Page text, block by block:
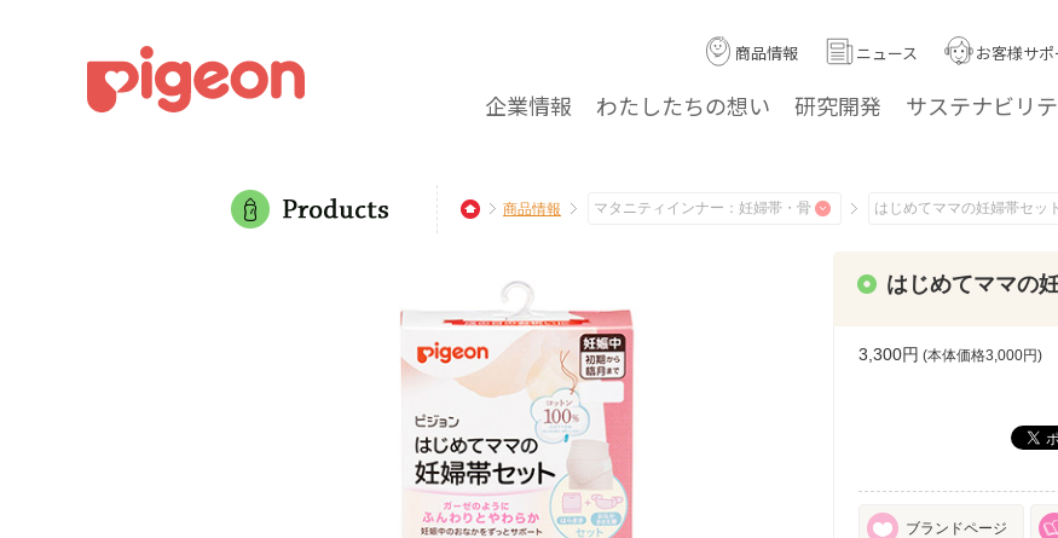
企業情報 わたしたちの想い 研究開発 サステナビリ
商品情報 ニュース お客様サポ
商品情報
はじめてママの
3,300円 (本体価格3,000円)
ブランドページ